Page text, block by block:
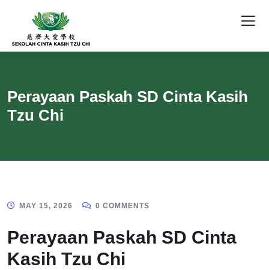
Perayaan Paskah SD Cinta Kasih
Tzu Chi
MAY 15, 2026 0 COMMENTS
Perayaan Paskah SD Cinta
Kasih Tzu Chi